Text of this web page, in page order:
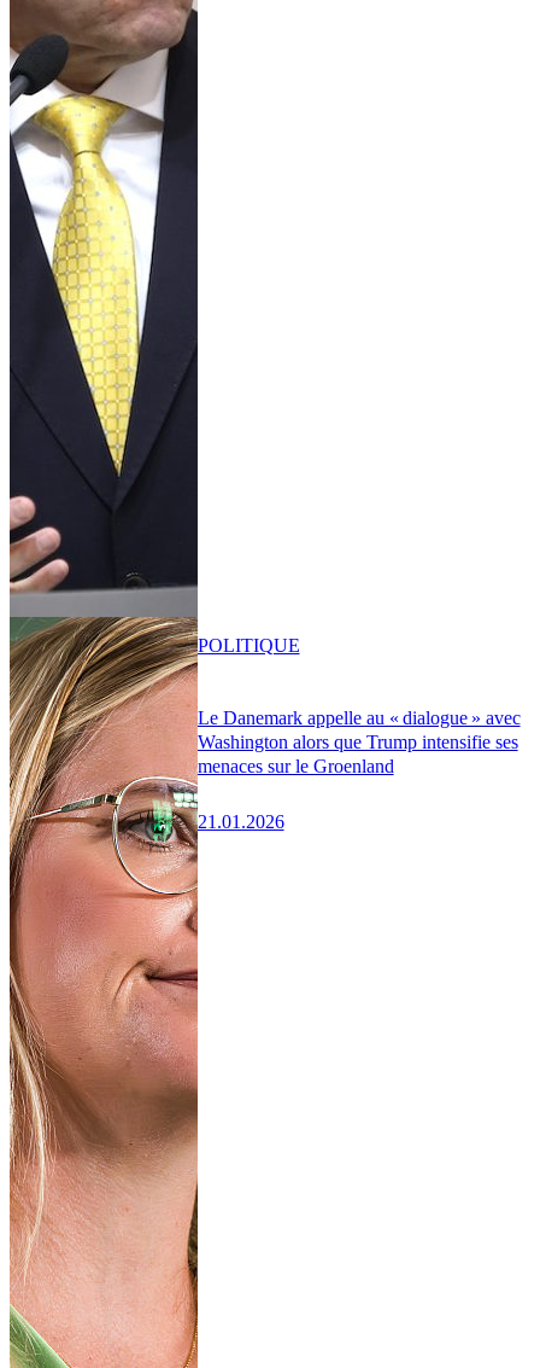
Le Danemark appelle au « dialogue » avec
Washington alors que Trump intensifie ses
menaces sur le Groenland
21.01.2026
POLITIQUE